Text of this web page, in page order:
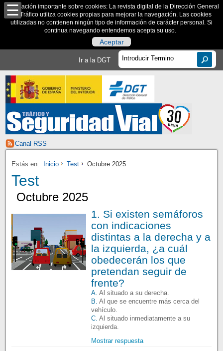
Información importante sobre cookies: La revista digital de la Dirección General
de Tráfico utiliza cookies propias para mejorar la navegación. Las cookies
utilizadas no contienen ningún tipo de información de carácter personal. Si
continua navegando entendemos acepta su uso.
Aceptar
Ir a la DGT
Canal RSS
Estás en: Inicio Test Octubre 2025
Test
Octubre 2025
1. Si existen semáforos
con indicaciones
distintas a la derecha y a
la izquierda, ¿a cuál
obedecerán los que
pretendan seguir de
frente?
A. Al situado a su derecha.
B. Al que se encuentre más cerca del
vehículo.
C. Al situado inmediatamente a su
izquierda.
Mostrar respuesta